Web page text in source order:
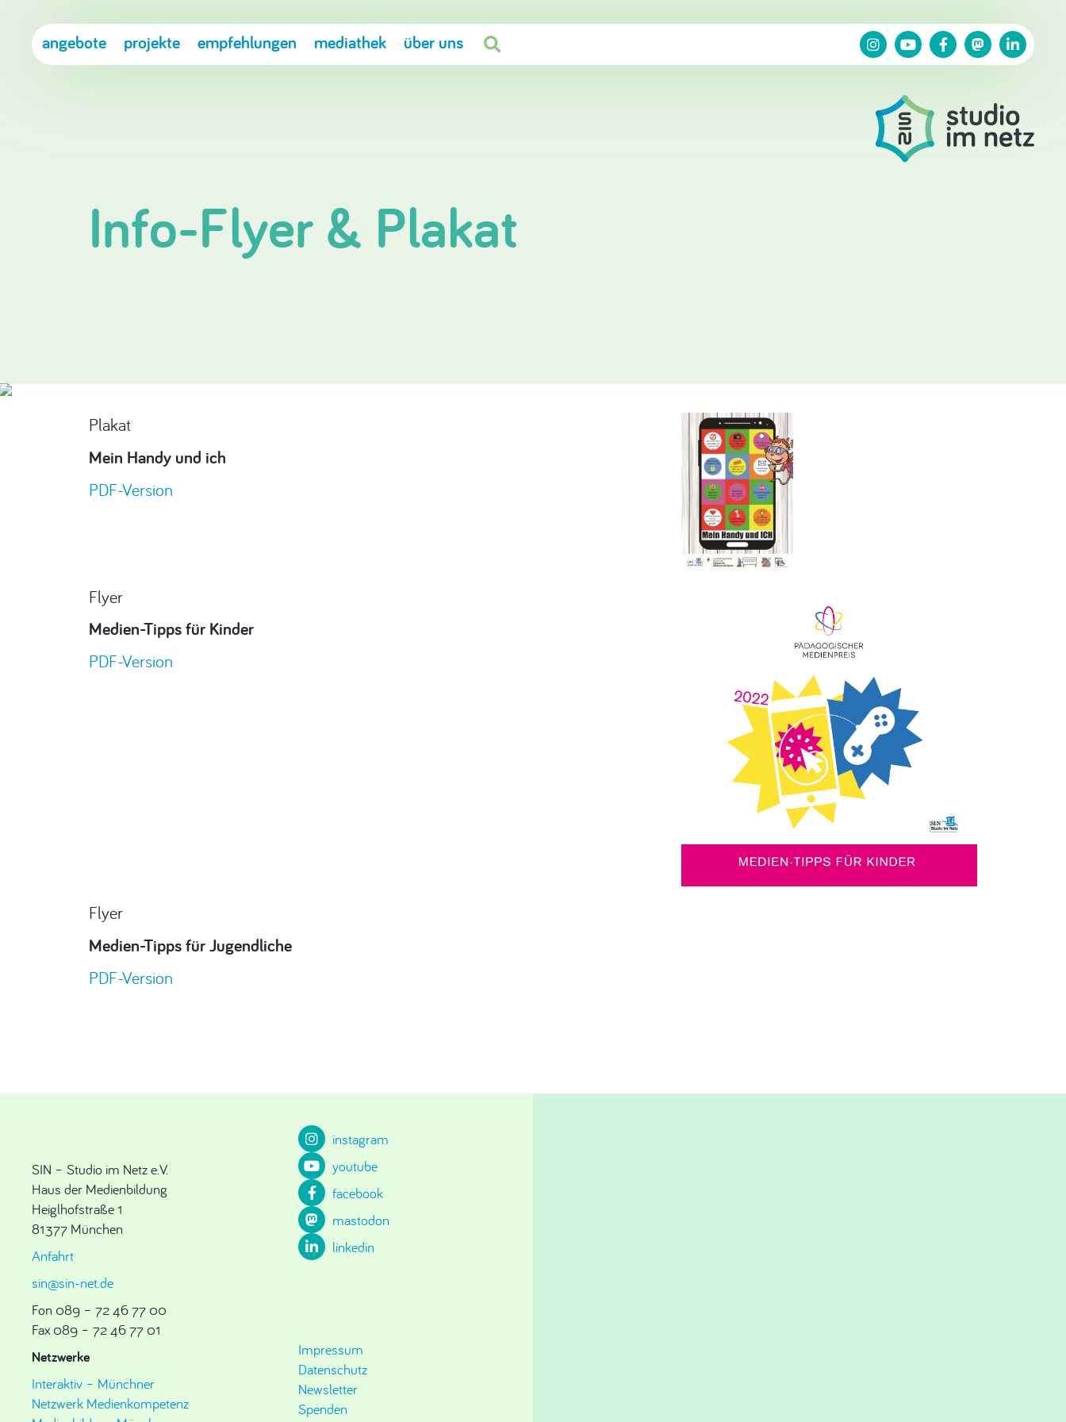
angebote projekte empfehlungen mediathek über uns 
Info-Flyer & Plakat
Plakat
Mein Handy und ich
PDF-Version
Flyer
Medien-Tipps für Kinder
PDF-Version
Flyer
Medien-Tipps für Jugendliche
PDF-Version
SIN – Studio im Netz e.V.
Haus der Medienbildung
Heiglhofstraße 1
81377 München
Anfahrt
sin@sin-net.de
Fon 089 – 72 46 77 00
Fax 089 – 72 46 77 01
Netzwerke
Interaktiv – Münchner
Netzwerk Medienkompetenz
instagram
youtube
facebook
mastodon
linkedin
Impressum
Datenschutz
Newsletter
Spenden